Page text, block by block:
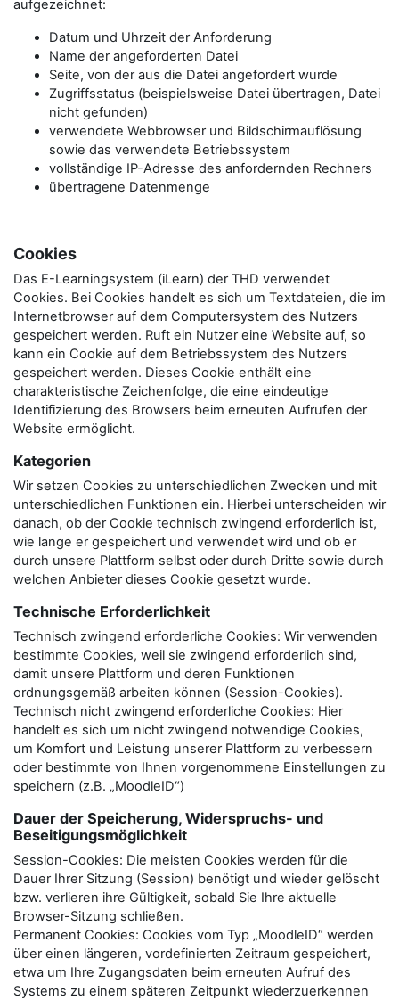
aufgezeichnet:
Datum und Uhrzeit der Anforderung
Name der angeforderten Datei
Seite, von der aus die Datei angefordert wurde
Zugriffsstatus (beispielsweise Datei übertragen, Datei
nicht gefunden)
verwendete Webbrowser und Bildschirmauflösung
sowie das verwendete Betriebssystem
vollständige IP-Adresse des anfordernden Rechners
übertragene Datenmenge
Cookies
Das E-Learningsystem (iLearn) der THD verwendet
Cookies. Bei Cookies handelt es sich um Textdateien, die im
Internetbrowser auf dem Computersystem des Nutzers
gespeichert werden. Ruft ein Nutzer eine Website auf, so
kann ein Cookie auf dem Betriebssystem des Nutzers
gespeichert werden. Dieses Cookie enthält eine
charakteristische Zeichenfolge, die eine eindeutige
Identifizierung des Browsers beim erneuten Aufrufen der
Website ermöglicht.
Kategorien
Wir setzen Cookies zu unterschiedlichen Zwecken und mit
unterschiedlichen Funktionen ein. Hierbei unterscheiden wir
danach, ob der Cookie technisch zwingend erforderlich ist,
wie lange er gespeichert und verwendet wird und ob er
durch unsere Plattform selbst oder durch Dritte sowie durch
welchen Anbieter dieses Cookie gesetzt wurde.
Technische Erforderlichkeit
Technisch zwingend erforderliche Cookies: Wir verwenden
bestimmte Cookies, weil sie zwingend erforderlich sind,
damit unsere Plattform und deren Funktionen
ordnungsgemäß arbeiten können (Session-Cookies).
Technisch nicht zwingend erforderliche Cookies: Hier
handelt es sich um nicht zwingend notwendige Cookies,
um Komfort und Leistung unserer Plattform zu verbessern
oder bestimmte von Ihnen vorgenommene Einstellungen zu
speichern (z.B. „MoodleID“)
Dauer der Speicherung, Widerspruchs- und
Beseitigungsmöglichkeit
Session-Cookies: Die meisten Cookies werden für die
Dauer Ihrer Sitzung (Session) benötigt und wieder gelöscht
bzw. verlieren ihre Gültigkeit, sobald Sie Ihre aktuelle
Browser-Sitzung schließen.
Permanent Cookies: Cookies vom Typ „MoodleID“ werden
über einen längeren, vordefinierten Zeitraum gespeichert,
etwa um Ihre Zugangsdaten beim erneuten Aufruf des
Systems zu einem späteren Zeitpunkt wiederzuerkennen